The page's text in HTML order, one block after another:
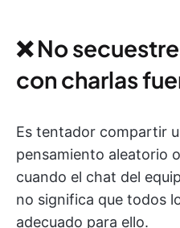
❌ No
con charlas
Es tentador compartir
pensamiento aleatorio
cuando el chat del
no significa que todos
adecuado para ello.